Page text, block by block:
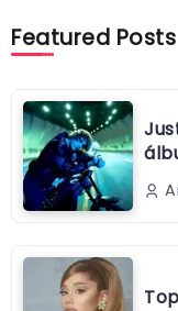
Featured Posts